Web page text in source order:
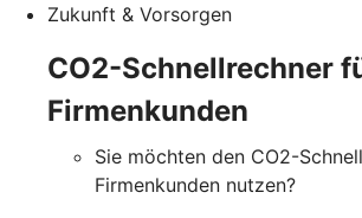
Zukunft & Vorsorgen
CO2-Schnellrechner
Firmenkunden
Sie möchten den CO2-
Firmenkunden nutzen?